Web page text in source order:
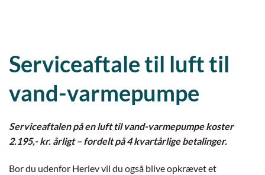
Serviceaftale til luft til
vand-varmepumpe
Serviceaftalen på en luft til vand-varmepumpe koster
2.195,- kr. årligt – fordelt på 4 kvartårlige betalinger.
Bor du udenfor Herlev vil du også blive opkrævet et